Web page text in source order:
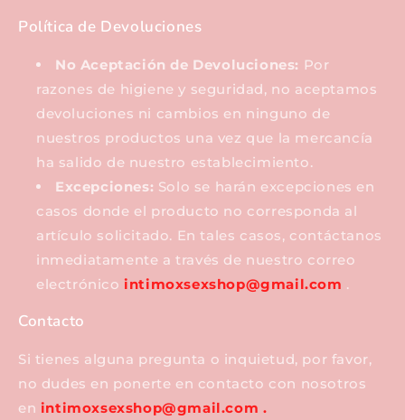
Política de Devoluciones
No Aceptación de Devoluciones: Por
razones de higiene y seguridad, no aceptamos
devoluciones ni cambios en ninguno de
nuestros productos una vez que la mercancía
ha salido de nuestro establecimiento.
Excepciones: Solo se harán excepciones en
casos donde el producto no corresponda al
artículo solicitado. En tales casos, contáctanos
inmediatamente a través de nuestro correo
electrónicointimoxsexshop@gmail.com .
Contacto
Si tienes alguna pregunta o inquietud, por favor,
no dudes en ponerte en contacto con nosotros
en intimoxsexshop@gmail.com .